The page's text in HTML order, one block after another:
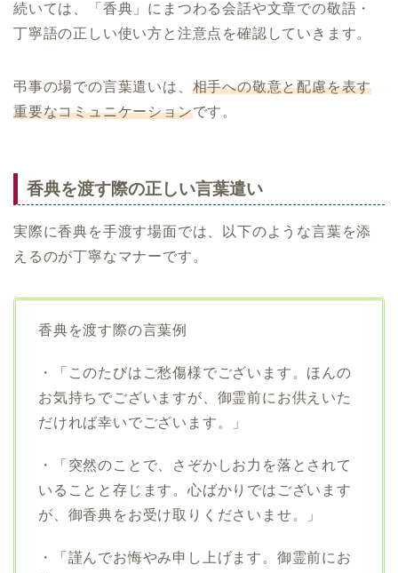
続いては、「香典」にまつわる会話や文章での敬語・
丁寧語の正しい使い方と注意点を確認していきます。
弔事の場での言葉遣いは、 相手への敬意と配慮を表す
重要なコミュニケーションです。
香典を渡す際の正しい言葉遣い
実際に香典を手渡す場面では、以下のような言葉を添
えるのが丁寧なマナーです。
香典を渡す際の言葉例
・「このたびはご愁傷様でございます。ほんの
お気持ちでございますが、御霊前にお供えいた
だければ幸いでございます。」
・「突然のことで、さぞかしお力を落とされて
いることと存じます。心ばかりではございます
が、御香典をお受け取りくださいませ。」
・「謹んでお悔やみ申し上げます。御霊前にお